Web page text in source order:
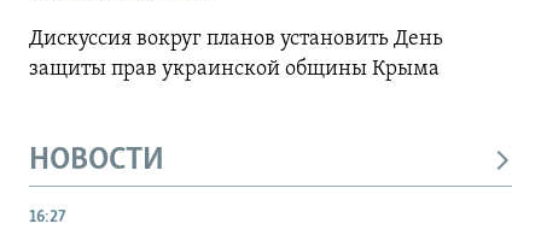
Дискуссия вокруг планов установить День
защиты прав украинской общины Крыма
НОВОСТИ
16:27